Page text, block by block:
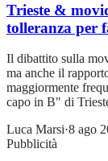
Trieste &
tolleranza per
Il dibattito sulla
ma anche il
maggiormente
capo in B" di
Luca Marsi·8 ago
Pubblicità